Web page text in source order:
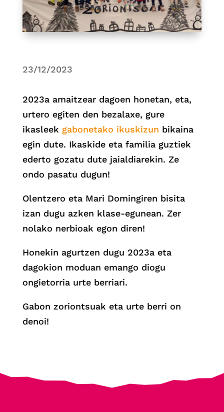
23/12/2023
2023a amaitzear dagoen honetan, eta,
urtero egiten den bezalaxe, gure
ikasleek gabonetako ikuskizun bikaina
egin dute. Ikaskide eta familia guztiek
ederto gozatu dute jaialdiarekin. Ze
ondo pasatu dugun!
Olentzero eta Mari Domingiren bisita
izan dugu azken klase-egunean. Zer
nolako nerbioak egon diren!
Honekin agurtzen dugu 2023a eta
dagokion moduan emango diogu
ongietorria urte berriari.
Gabon zoriontsuak eta urte berri on
denoi!